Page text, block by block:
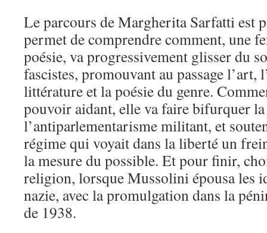
Le parcours de Margherita Sarfatti est
permet de comprendre comment, une
poésie, va progressivement glisser du
fascistes, promouvant au passage l’art,
littérature et la poésie du genre.
pouvoir aidant, elle va faire bifurquer la
l’antiparlementarisme militant, et
régime qui voyait dans la liberté un
la mesure du possible. Et pour finir,
religion, lorsque Mussolini épousa les
nazie, avec la promulgation dans la
de 1938.